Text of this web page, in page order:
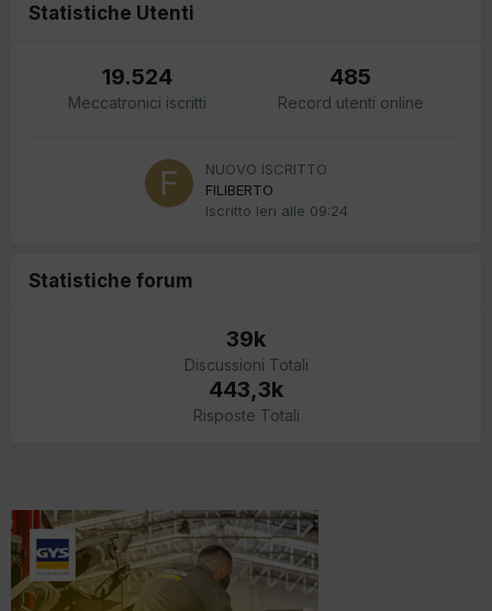
Statistiche Utenti
19.524
Meccatronici iscritti
485
Record utenti online
NUOVO ISCRITTO
FILIBERTO
Iscritto Ieri alle 09:24
Statistiche forum
39k
Discussioni Totali
443,3k
Risposte Totali